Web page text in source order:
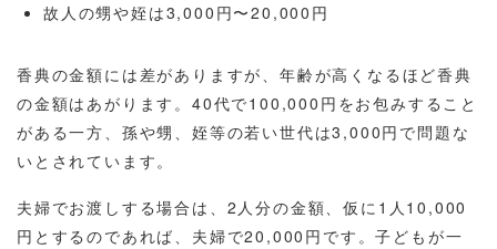
故人の甥や姪は3,000円〜20,000円
香典の金額には差がありますが、年齢が高くなるほど香典
の金額はあがります。40代で100,000円をお包みすること
がある一方、孫や甥、姪等の若い世代は3,000円で問題な
いとされています。
夫婦でお渡しする場合は、2人分の金額、仮に1人10,000
円とするのであれば、夫婦で20,000円です。子どもが一